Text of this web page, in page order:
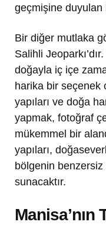
geçmişine duyulan
Bir diğer mutlaka
Salihli
doğayla iç içe
harika bir seçenek
yapıları ve doğa
yapmak, fotoğraf
mükemmel bir
yapıları,
bölgenin benzersiz
sunacaktır.
Manisa’nın